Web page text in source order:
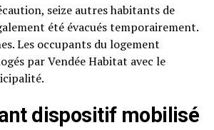
seize autres habitants de
été évacués temporairement.
Les occupants du logement
par Vendée Habitat avec le
dispositif mobilisé